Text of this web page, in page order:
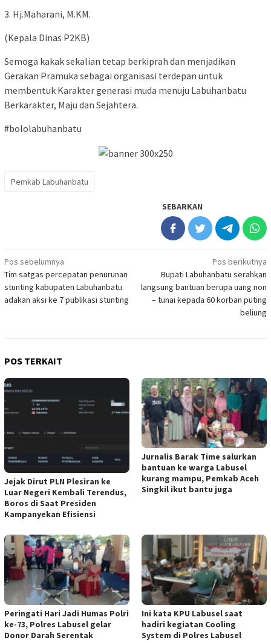
3. Hj.Maharani, M.KM.
(Kepala Dinas P2KB)
Semoga kakak sekalian tetap berkiprah dan menjadikan
Gerakan Pramuka sebagai organisasi terdepan untuk
membentuk Karakter generasi muda menuju Labuhanbatu
Berkarakter, Maju dan Sejahtera.
#bololabuhanbatu
Pemkab Labuhanbatu
SEBARKAN
Navigasi
pos
Pos sebelumnya
Tim satgas percepatan penurunan
stunting kabupaten Labuhanbatu
adakan aksi ke 7 publikasi stunting
Pos berikutnya
Bupati Labuhanbatu serahkan
langsung bantuan berupa uang non
– tunai kepada 60 korban puting
beliung
POS TERKAIT
Jejak Dirut PLN Plesiran ke
Luar Negeri Kembali Terendus,
Boros di Saat Presiden
Kampanyekan Efisiensi
Jurnalis Barak Time salurkan
bantuan ke warga Labusel
kurang mampu, Pemkab Aceh
Singkil ikut bantu juga
Peringati Hari Jadi Humas Polri
ke-73, Polres Labusel gelar
Donor Darah Serentak
Ini kata KPU Labusel saat
hadiri kegiatan Cooling
System di Polres Labusel